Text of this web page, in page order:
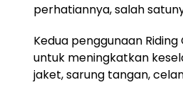
perhatiannya, salah
Kedua penggunaan
untuk meningkatkan
jaket, sarung tangan,